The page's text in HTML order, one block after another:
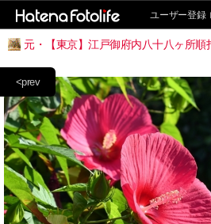
ユーザー登録
元・【東京】江戸御府内八十八ヶ所
<prev